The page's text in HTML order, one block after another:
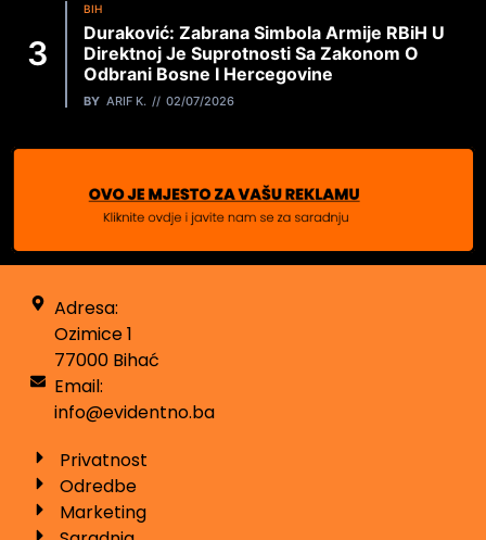
BIH
Duraković: Zabrana Simbola Armije RBiH U
Direktnoj Je Suprotnosti Sa Zakonom O
Odbrani Bosne I Hercegovine
BY ARIF K. 02/07/2026
Adresa:
Ozimice 1
77000 Bihać
Email:
info@evidentno.ba
Privatnost
Odredbe
Marketing